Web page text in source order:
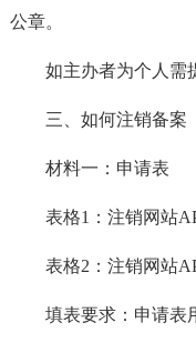
公章。
如主办者为个人需
三、如何注销备案
材料一：申请表
表格1：注销网站
表格2：注销网站
填表要求：申请表